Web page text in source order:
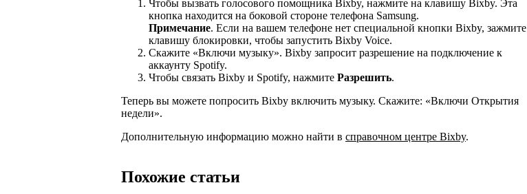
Чтобы вызвать голосового помощника Bixby, нажмите на клавишу Bixby. Эта
кнопка находится на боковой стороне телефона Samsung.
Примечание. Если на вашем телефоне нет специальной кнопки Bixby, зажмите
клавишу блокировки, чтобы запустить Bixby Voice.
Скажите «Включи музыку». Bixby запросит разрешение на подключение к
аккаунту Spotify.
Чтобы связать Bixby и Spotify, нажмите Разрешить.
Теперь вы можете попросить Bixby включить музыку. Скажите: «Включи Открытия
недели».
Дополнительную информацию можно найти в справочном центре Bixby.
Похожие статьи